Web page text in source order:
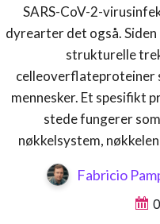
SARS-CoV-2-
dyrearter det også.
strukturelle
celleoverflateproteiner
mennesker. Et spesifikt
stede fungerer
nøkkelsystem,
Fabricio